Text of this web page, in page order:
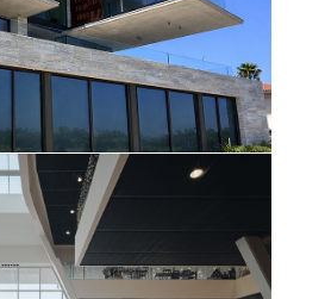
UNIFAMILIAR
(GARRAF)
informació